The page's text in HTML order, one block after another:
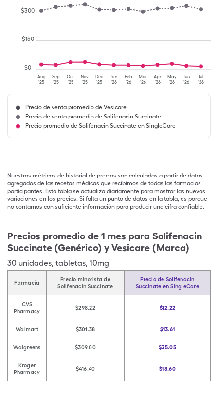
Aug
'25
Sep
'25
Oct
'25
Nov
'25
Dec
'25
Jan
'26
Feb
'26
Mar
'26
Apr
'26
May
'26
Jun
'26
Jul
'26
$0
$150
$300
Precio de venta promedio de Vesicare
Precio de venta promedio de Solifenacin Succinate
Precio promedio de Solifenacin Succinate en SingleCare
Nuestras métricas de historial de precios son calculadas a partir de datos
agregados de las recetas médicas que recibimos de todas las farmacias
participantes. Esta tabla se actualiza diariamente para mostrar las nuevas
variaciones en los precios. Si falta un punto de datos en la tabla, es porque
no contamos con suficiente información para producir una cifra confiable.
Precios promedio de 1 mes para Solifenacin
Succinate (Genérico) y Vesicare (Marca)
30 unidades, tabletas, 10mg
Farmacia
Precio minorista de
Solifenacin Succinate
Precio de Solifenacin
Succinate en SingleCare
CVS
Pharmacy
$298.22 $12.22
Walmart $301.38 $13.61
Walgreens $309.00 $35.05
Kroger
Pharmacy
$416.40 $18.60